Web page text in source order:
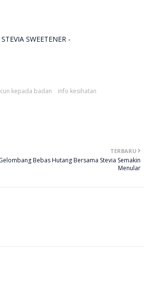
SWEETENER -
kepada badan
info kesihatan
TERBARU
Bebas Hutang Bersama Stevia Semakin
Menular